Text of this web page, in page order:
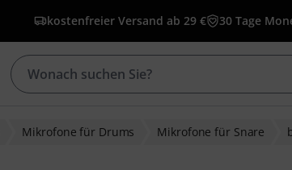
kostenfreier Versand ab 29 € 30 Tage
Mikrofone für Drums Mikrofone für Snare